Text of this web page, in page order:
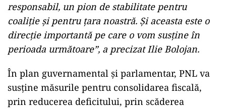
responsabil, un pion de stabilitate pentru
coaliție şi pentru ţara noastră. Și aceasta este o
direcţie importantă pe care o vom susține în
perioada următoare”, a precizat Ilie Bolojan.
În plan guvernamental și parlamentar, PNL va
susține măsurile pentru consolidarea fiscală,
prin reducerea deficitului, prin scăderea